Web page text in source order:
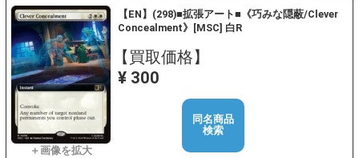
【EN】(298)■拡張アート■《巧みな隠蔽/Clever
Concealment》[MSC] 白R
【買取価格】
¥ 300
同名商品
検索